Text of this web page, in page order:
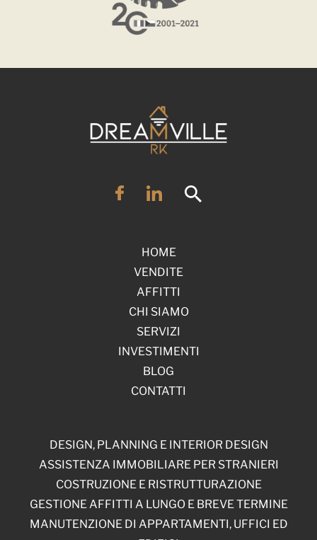
HOME
VENDITE
AFFITTI
CHI SIAMO
SERVIZI
INVESTIMENTI
BLOG
CONTATTI
DESIGN, PLANNING E INTERIOR DESIGN
ASSISTENZA IMMOBILIARE PER STRANIERI
COSTRUZIONE E RISTRUTTURAZIONE
GESTIONE AFFITTI A LUNGO E BREVE TERMINE
MANUTENZIONE DI APPARTAMENTI, UFFICI ED